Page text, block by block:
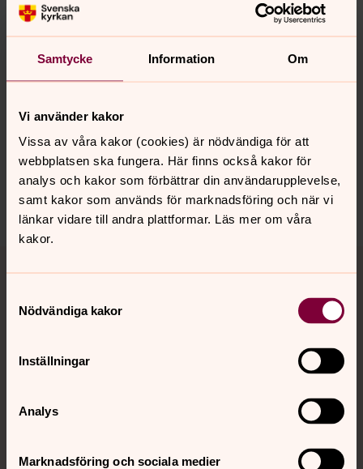
Samtycke Information Om
Vi använder kakor
Vissa av våra kakor (cookies) är nödvändiga för att
webbplatsen ska fungera. Här finns också kakor för
analys och kakor som förbättrar din användarupplevelse,
samt kakor som används för marknadsföring och när vi
länkar vidare till andra plattformar. Läs mer om våra
kakor.
Nödvändiga kakor
Inställningar
Analys
Marknadsföring och sociala medier
Synpunkter eller frågor på sidans
innehåll?
hudiksvallsbygdens.forsamling@svenskakyrkan.se
Dela
Hitta snabbt